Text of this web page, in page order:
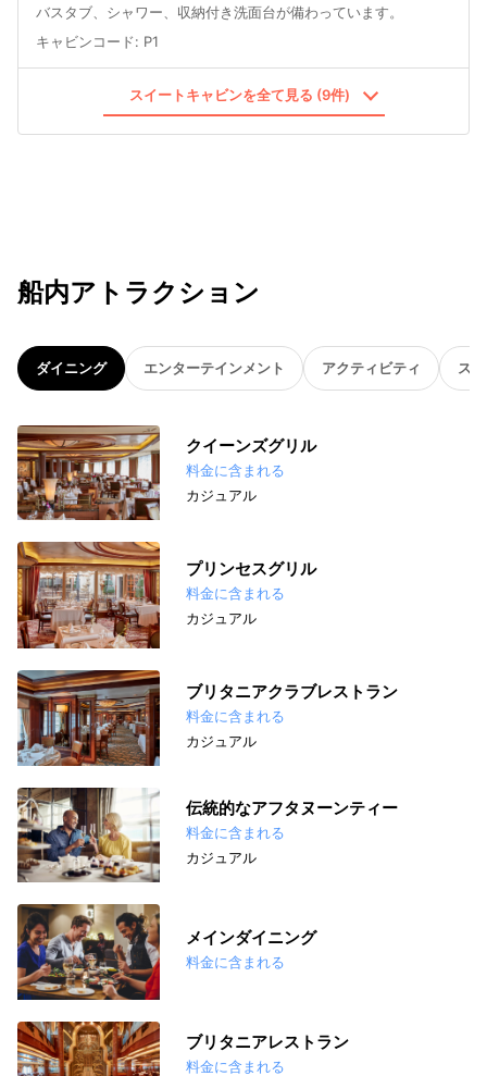
バスタブ、シャワー、収納付き洗面台が備わっています。
キャビンコード: P1
スイートキャビンを全て見る (9件)
船内アトラクション
ダイニング エンターテインメント アクティビティ ス
クイーンズグリル
料金に含まれる
カジュアル
プリンセスグリル
料金に含まれる
カジュアル
ブリタニアクラブレストラン
料金に含まれる
カジュアル
伝統的なアフタヌーンティー
料金に含まれる
カジュアル
メインダイニング
料金に含まれる
ブリタニアレストラン
料金に含まれる